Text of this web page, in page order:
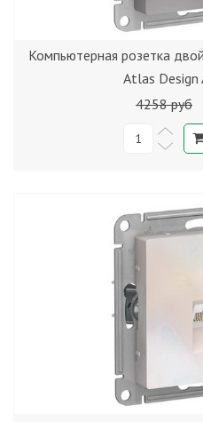
Компьютерная розетка
Atlas Design
4258 руб